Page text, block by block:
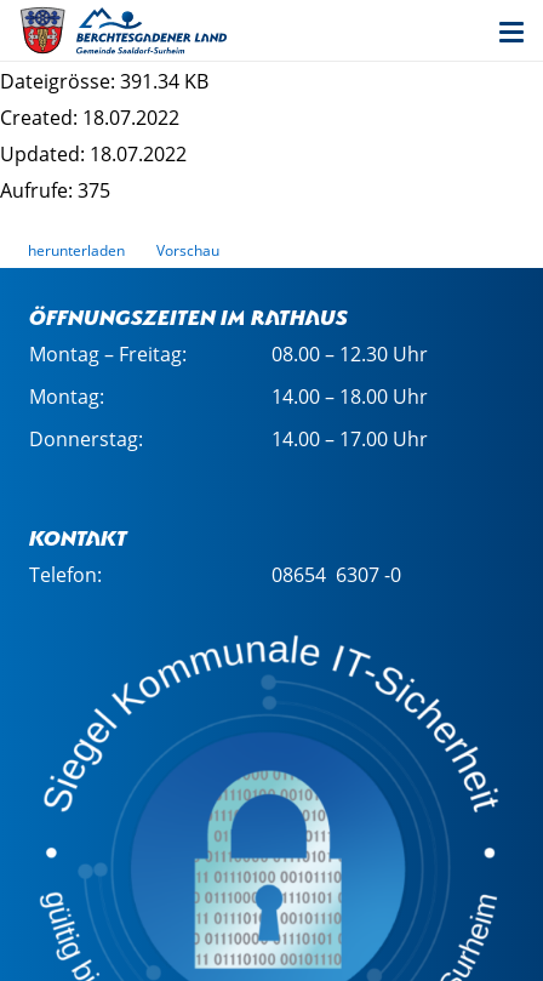
Bekanntmachung der Genehmigung der 18.
Änderung des Flächennutzungsplans
Dateigrösse: 391.34 KB
Created: 18.07.2022
Updated: 18.07.2022
Aufrufe: 375
herunterladen Vorschau
Öffnungszeiten im Rathaus
Montag – Freitag:
08.00 – 12.30 Uhr
Montag:
14.00 – 18.00 Uhr
Donnerstag:
14.00 – 17.00 Uhr
Kontakt
Telefon: 08654 6307 -0